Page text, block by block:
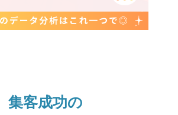
集客成功の